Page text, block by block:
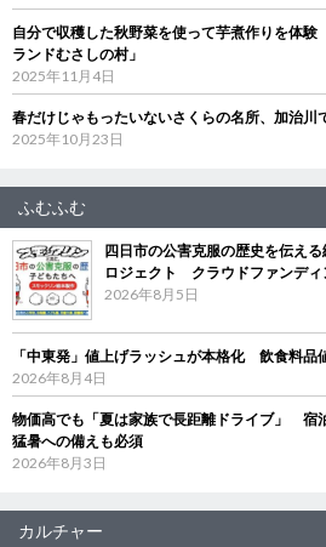
自分で収穫した秋野菜を使って芋煮作りを体
ランドむさしの村」
2025年11月4日
春だけじゃもったいないさくらの名所、加治川
2025年10月23日
ふむふむ
四日市の公害克服の歴史を伝え
ロジェクト クラウドファンディ
2026年8月5日
「中東発」値上げラッシュが本格化 飲食料品
2026年8月4日
物価高でも「夏は家族で長距離ドライブ」 宿
猛暑への備えも必須
2026年8月3日
カルチャー